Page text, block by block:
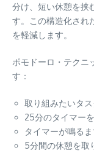
分け、短い休憩を挟
す。この構造化され
を軽減します。
ポモドーロ・テクニ
す：
取り組みたいタス
25分のタイマー
タイマーが鳴る
5分間の休憩を取